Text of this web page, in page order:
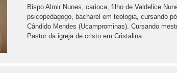
Bispo Almir Nunes, carioca, filho de Valdelice
psicopedagogo, bacharel em teologia, cursando
Cândido Mendes (Ucamprominas). Cursando
Pastor da igreja de cristo em Cristalina...